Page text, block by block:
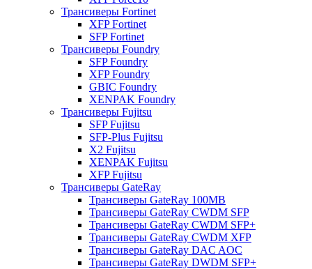
Трансиверы Fortinet
XFP Fortinet
SFP Fortinet
Трансиверы Foundry
SFP Foundry
XFP Foundry
GBIC Foundry
XENPAK Foundry
Трансиверы Fujitsu
SFP Fujitsu
SFP-Plus Fujitsu
X2 Fujitsu
XENPAK Fujitsu
XFP Fujitsu
Трансиверы GateRay
Трансиверы GateRay 100MB
Трансиверы GateRay CWDM SFP
Трансиверы GateRay CWDM SFP+
Трансиверы GateRay CWDM XFP
Трансиверы GateRay DAC AOC
Трансиверы GateRay DWDM SFP+